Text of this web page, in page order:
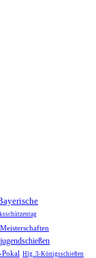
Hlg. 3-Königsschießen